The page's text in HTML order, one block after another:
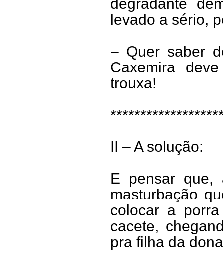
degradante
levado a sério,
– Quer saber
Caxemira
trouxa!
II – A solução:
E pensar que,
masturbação
colocar a
cacete,
pra filha da